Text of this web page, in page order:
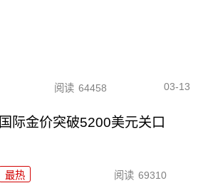
阅读 64458 03-13
国际金价突破5200美元关口
最热 阅读 69310